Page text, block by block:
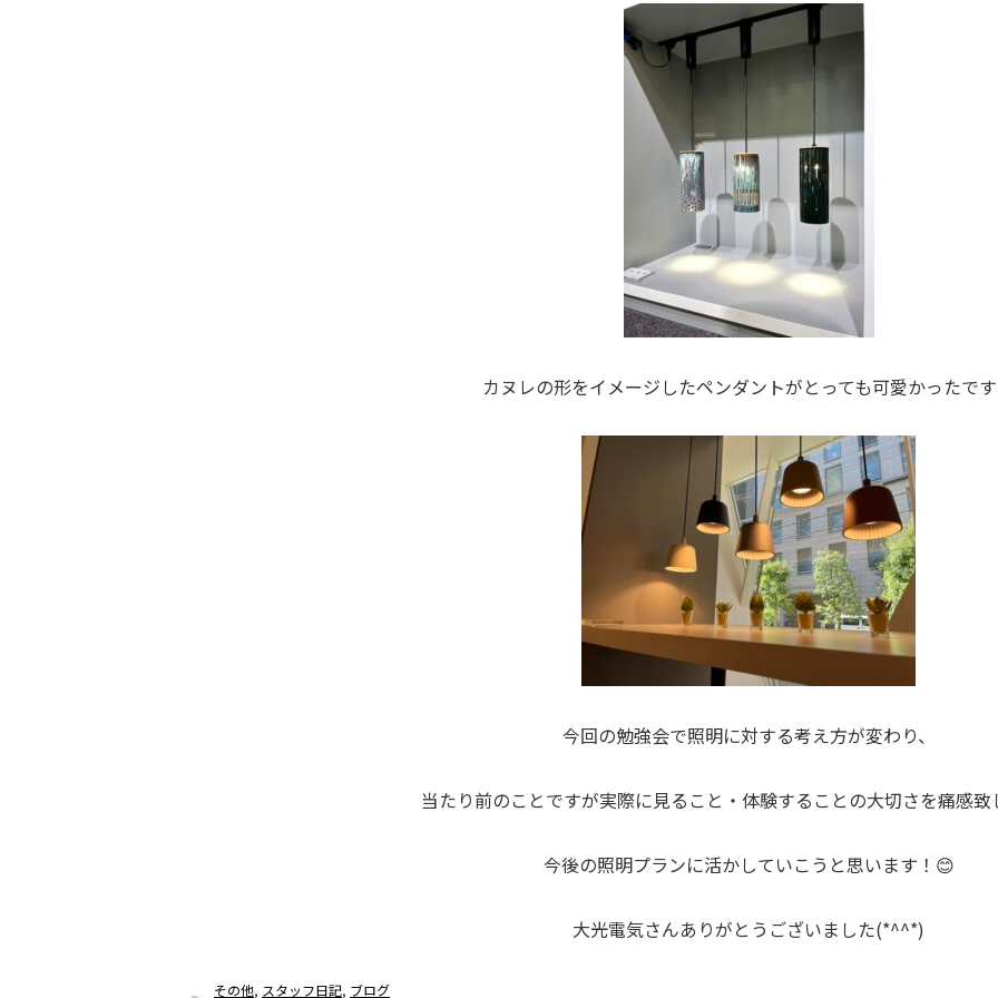
カヌレの形をイメージしたペンダントがとっても可愛かったで
今回の勉強会で照明に対する考え方が変わり、
当たり前のことですが実際に見ること・体験することの大切さを痛感致
今後の照明プランに活かしていこうと思います！😊
大光電気さんありがとうございました(*^^*)
その他, スタッフ日記, ブログ